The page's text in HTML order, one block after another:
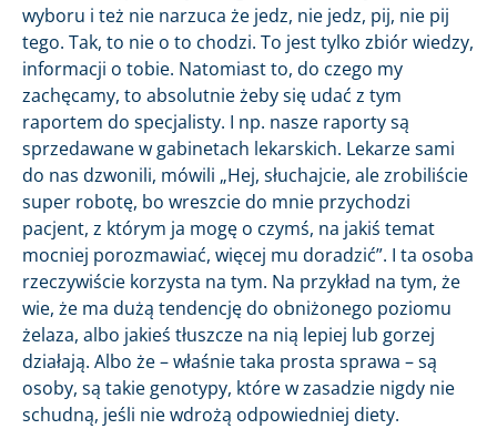
wyboru i też nie narzuca że jedz, nie jedz, pij, nie pij
tego. Tak, to nie o to chodzi. To jest tylko zbiór wiedzy,
informacji o tobie. Natomiast to, do czego my
zachęcamy, to absolutnie żeby się udać z tym
raportem do specjalisty. I np. nasze raporty są
sprzedawane w gabinetach lekarskich. Lekarze sami
do nas dzwonili, mówili „Hej, słuchajcie, ale zrobiliście
super robotę, bo wreszcie do mnie przychodzi
pacjent, z którym ja mogę o czymś, na jakiś temat
mocniej porozmawiać, więcej mu doradzić”. I ta osoba
rzeczywiście korzysta na tym. Na przykład na tym, że
wie, że ma dużą tendencję do obniżonego poziomu
żelaza, albo jakieś tłuszcze na nią lepiej lub gorzej
działają. Albo że – właśnie taka prosta sprawa – są
osoby, są takie genotypy, które w zasadzie nigdy nie
schudną, jeśli nie wdrożą odpowiedniej diety.